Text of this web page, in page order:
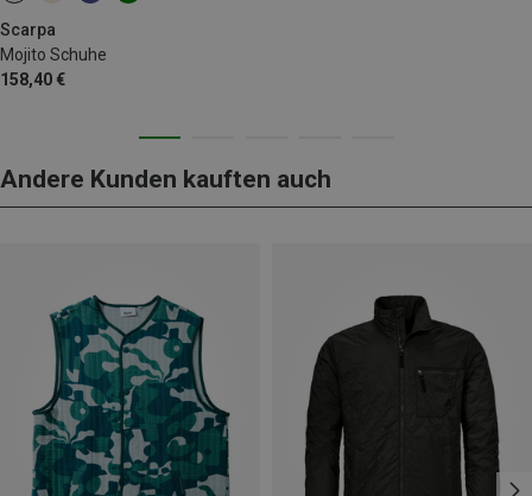
Scarpa
Mojito Schuhe
158,40 €
Andere Kunden kauften auch